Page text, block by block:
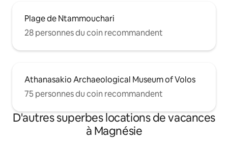
Plage de Ntammouchari
28 personnes du coin recommandent
Athanasakio Archaeological Museum of Volos
75 personnes du coin recommandent
D'autres superbes locations de vacances
à Magnésie